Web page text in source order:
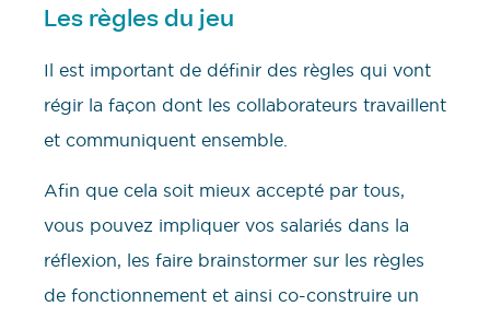
Les règles du jeu
Il est important de définir des règles qui vont
régir la façon dont les collaborateurs travaillent
et communiquent ensemble.
Afin que cela soit mieux accepté par tous,
vous pouvez impliquer vos salariés dans la
réflexion, les faire brainstormer sur les règles
de fonctionnement et ainsi co-construire un